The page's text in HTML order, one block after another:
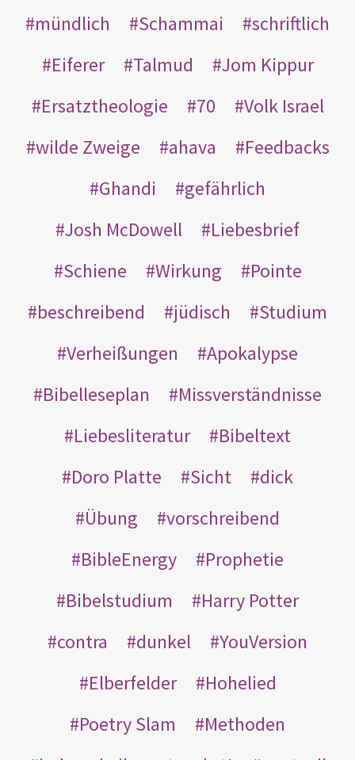
mündlich Schammai
schriftlich
Eiferer
Talmud
Jom Kippur
Ersatztheologie
70
Volk Israel
wilde Zweige
ahava
Feedbacks
Ghandi
gefährlich
Josh McDowell
Liebesbrief
Schiene
Wirkung
Pointe
beschreibend
jüdisch
Studium
Verheißungen
Apokalypse
Bibelleseplan
Missverständnisse
Liebesliteratur
Bibeltext
Doro Platte
Sicht
dick
Übung
vorschreibend
BibleEnergy
Prophetie
Bibelstudium
Harry Potter
contra
dunkel
YouVersion
Elberfelder
Hohelied
Poetry Slam
Methoden